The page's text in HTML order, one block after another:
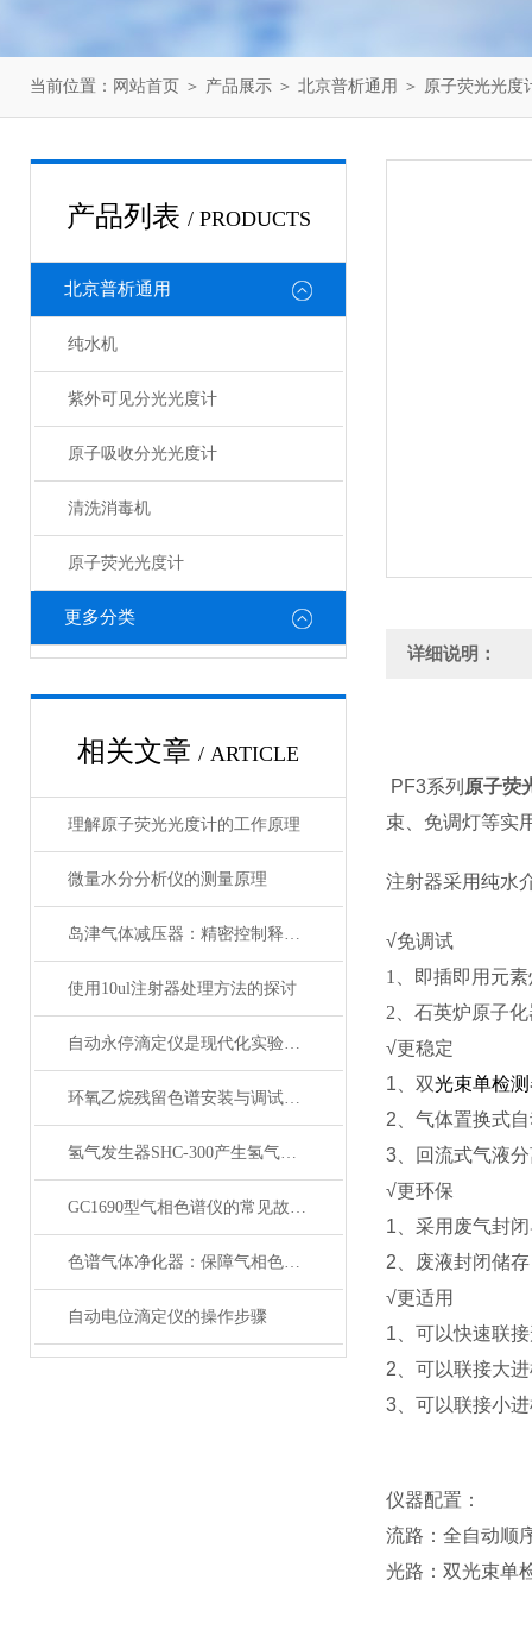
当前位置： 网站首页 ＞ 产品展示 ＞ 北京普析通用 ＞ 原子荧光光度
产品列表 / PRODUCTS
北京普析通用
纯水机
紫外可见分光光度计
原子吸收分光光度计
清洗消毒机
原子荧光光度计
更多分类
相关文章 / ARTICLE
理解原子荧光光度计的工作原理
微量水分分析仪的测量原理
岛津气体减压器：精密控制释放力量的关键
使用10ul注射器处理方法的探讨
自动永停滴定仪是现代化实验室仪器
环氧乙烷残留色谱安装与调试看这里！
氢气发生器SHC-300产生氢气的来源以及比较
GC1690型气相色谱仪的常见故障与处理方法
色谱气体净化器：保障气相色谱分析的关键设备
自动电位滴定仪的操作步骤
详细说明：
PF3系列 原子荧
束、免调灯等实
注射器采用纯水
√免调试
1
、即插即用元
2 、石英炉原子
√更稳定
1、双光束单检
2、气体置换式
3、回流式气液
√更环保
1、采用废气封
2、废液封闭储
√更适用
1、可以快速联
2、可以联接大
3、可以联接小
仪器配置 ：
流路：全自动顺
光路：双光束单